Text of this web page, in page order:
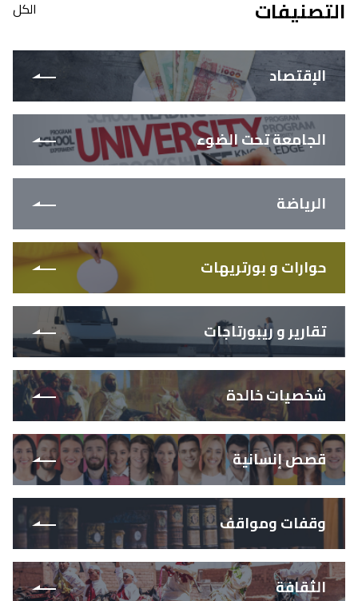
التصنيفات الكل
الإقتصاد
الجامعة تحت الضوء
الرياضة
حوارات و بورتريهات
تقارير و ريبورتاجات
شخصيات خالدة
قصص إنسانية
وقفات ومواقف
الثقافة